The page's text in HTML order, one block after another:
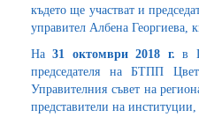
където ще участват и
управител Албена
На31 октомври 2018 г.в
председателя на БТПП
Управителния съвет на
представители на